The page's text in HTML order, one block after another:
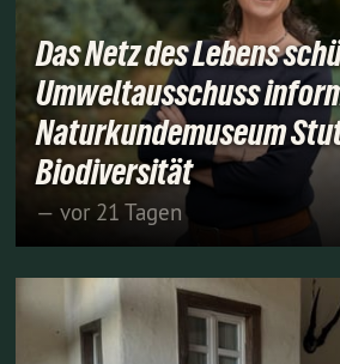
Das Netz des Lebens
Umweltausschuss
Naturkundemuseum
Biodiversität
— vor 21 Tagen